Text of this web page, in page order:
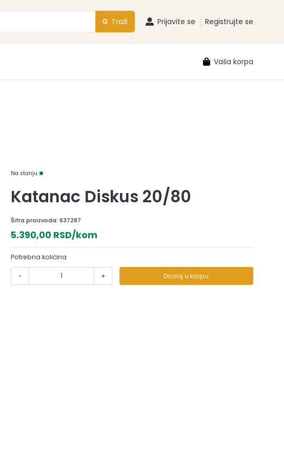
Traži Prijavite se Registrujte se
Vaša korpa
Na stanju
Katanac Diskus 20/80
Šifra proizvoda:637287
5.390,00 RSD/kom
Potrebna količina
- + Dodaj u korpu